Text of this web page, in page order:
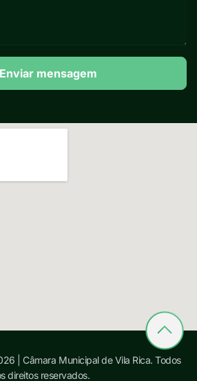
Enviar mensagem
| Câmara Municipal de Vila Rica. Todos
direitos reservados.